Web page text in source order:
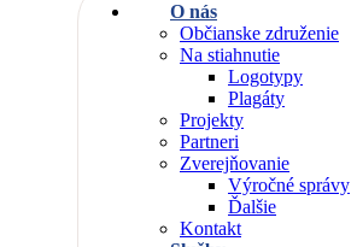
O nás
Občianske združenie
Na stiahnutie
Logotypy
Plagáty
Projekty
Partneri
Zverejňovanie
Výročné správy
Ďalšie
Kontakt